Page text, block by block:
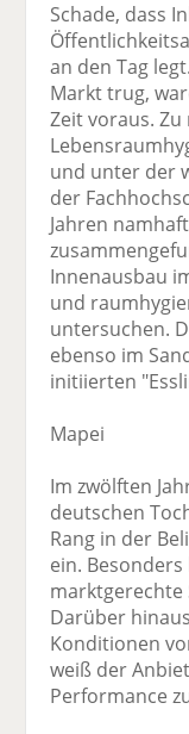
Schade, dass
an den Tag
Markt trug,
Zeit voraus.
und unter der
der
Jahren
Innenausbau
und
untersuchen.
ebenso im
initiierten
Mapei
Im zwölften
deutschen
Rang in der
ein.
marktgerechte
Darüber
Konditionen
weiß der
Performance